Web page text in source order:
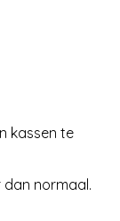
kassen te
normaal.